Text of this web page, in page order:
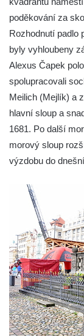
dvora
Sloup
Teplicích
Sloup
Františkem
Duchcově
Sloup
Poděbrad v
Sloup
Sloup
ve Vyškově
Sloup
v Hodoníně
Sloup
Krupce
Sloup
poděkování za
Rozhodnutí padlo
byly vyhloubeny
Alexus Čapek
spolupracovali
Meilich (Mejlík) a
hlavní sloup a
1681. Po další
morový sloup
výzdobu do